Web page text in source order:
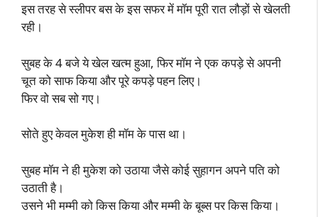
इस तरह से स्लीपर बस के इस सफर में मॉम पूरी रात लौड़ों से खेलती
रही।
सुबह के 4 बजे ये खेल खत्म हुआ, फिर मॉम ने एक कपड़े से अपनी
चूत को साफ किया और पूरे कपड़े पहन लिए।
फिर वो सब सो गए।
सोते हुए केवल मुकेश ही मॉम के पास था।
सुबह मॉम ने ही मुकेश को उठाया जैसे कोई सुहागन अपने पति को
उठाती है।
उसने भी मम्मी को किस किया और मम्मी के बूब्स पर किस किया।